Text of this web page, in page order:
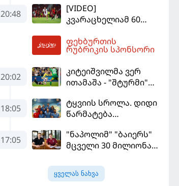
დახვდა
20:48
[VIDEO]
კვარაცხელიამ 60
სეზონის პირველ
მატჩში
დამარცხდა
ფეხბურთის
რუბრიკის სპონსორი
20:02
კიტეიშვილმა ვერ
ითამაშა - "შტურმი"
"ფენერბაჰჩესთან"
დამარცხდა
18:05
ტყვიის სროლა. დიდი
წარმატება
17:05
"ნაპოლიმ" "ბაიერს"
მცველი 30 მილიონად
ყველას ნახვა